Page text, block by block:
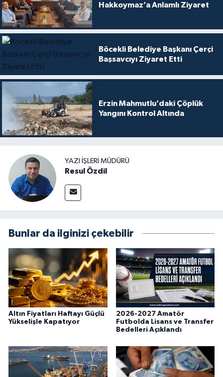
Hakkoymaz’a Anlamlı Ziyaret
Böcekli Belediye Başkanı Çerçi
Başsavcıyı Ziyaret Etti
Erzin Mahmutlu’daki Çöplük
Yangını Kontrol Altında
YAZI İŞLERI MÜDÜRÜ
Resul Özdil
Bunlar da ilginizi çekebilir
Altın Fiyatları Haftayı Güçlü
Yükselişle Kapatıyor
2026-2027 Amatör
Futbolda Lisans ve Transfer
Bedelleri Açıklandı